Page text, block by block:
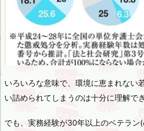
いろいろな意味で、環境に恵まれない
い詰められてしまうのは十分に理解でき
でも、実務経験が30年以上のベテラン